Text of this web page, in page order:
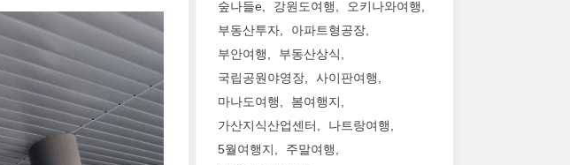
숲나들e
강원도여행
오키나와여행
부동산투자
아파트형공장
부안여행
부동산상식
국립공원야영장
사이판여행
마나도여행
봄여행지
가산지식산업센터
나트랑여행
5월여행지
주말여행